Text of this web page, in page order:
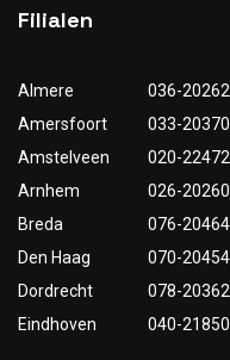
Filialen
Almere
036-
Amersfoort
033-
Amstelveen
020-
Arnhem
026-
Breda
076-
Den Haag
070-
Dordrecht
078-
Eindhoven
040-